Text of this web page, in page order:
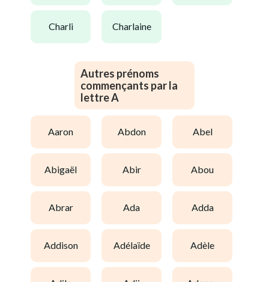
charli charlaine
Autres prénoms
commençants par la
lettre A
aaron abdon abel
abigaël abir abou
abrar ada adda
addison adélaïde adèle